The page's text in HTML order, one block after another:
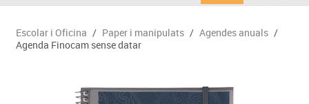
Escolar i Oficina / Paper i manipulats / Agendes anuals /
Agenda Finocam sense datar